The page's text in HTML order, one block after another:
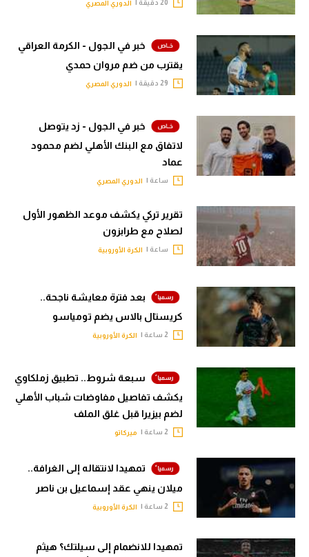
الدوري المصري
خبر في الجول - الكرمة العراقي
يقترب من ضم مروان حمدي
الدوري المصري
خبر في الجول - زد يتوصل
لاتفاق مع البنك الأهلي لضم محمود
عماد
ساعة | الدوري المصري
تقرير تركي يكشف موعد الظهور الأول
لصلاح مع طرابزون
ساعة | الكرة الأوروبية
بعد فترة معايشة ناجحة..
كريستال بالاس يضم تومياسو
الكرة الأوروبية
سبعة شروط.. تطبيق زملكاوي
يكشف تفاصيل مفاوضات شباب الأهلي
لضم بيزيرا قبل غلق الملف
ميركاتو
تمهيدا لانتقاله إلى الغرافة..
ميلان ينهي عقد إسماعيل بن ناصر
الكرة الأوروبية
تمهيدا للانضمام إلى سيلتك؟ هيثم